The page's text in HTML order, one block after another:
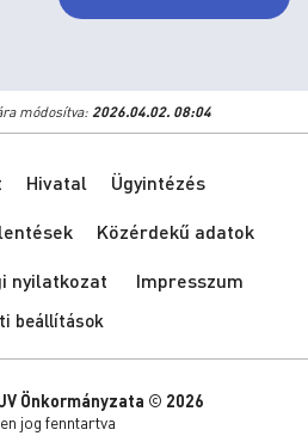
módosítva: 2026.04.02. 08:04
Hivatal
Ügyintézés
Közérdekű adatok
nyilatkozat
Impresszum
beállítások
Önkormányzata © 2026
jog fenntartva